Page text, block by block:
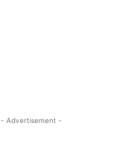
- Advertisement -